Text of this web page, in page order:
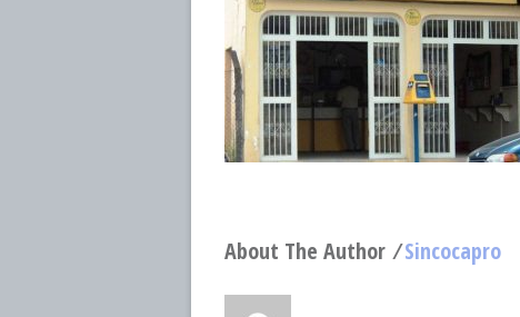
About The Author ⁄Sincocapro